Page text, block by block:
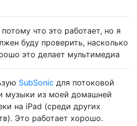
потому что это работает, но я
буду проверить, насколько
это делает мультимедиа
SubSonic для потоковой
музыки из моей домашней
на iPad (среди других
Это работает хорошо.